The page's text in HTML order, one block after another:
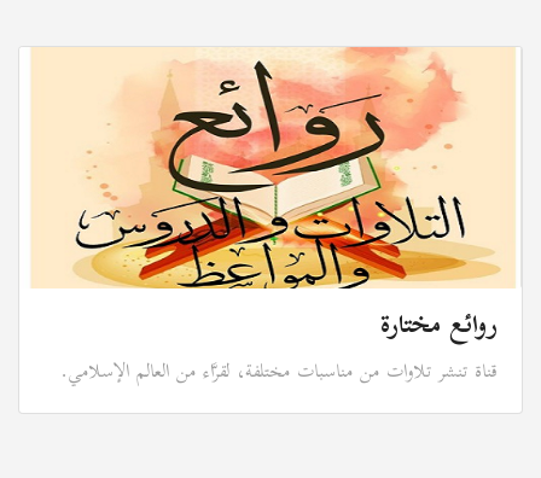
روائع مختارة
قناة تنشر تلاوات من مناسبات مختلفة، لقرَّاء من العالم الإسلامي.